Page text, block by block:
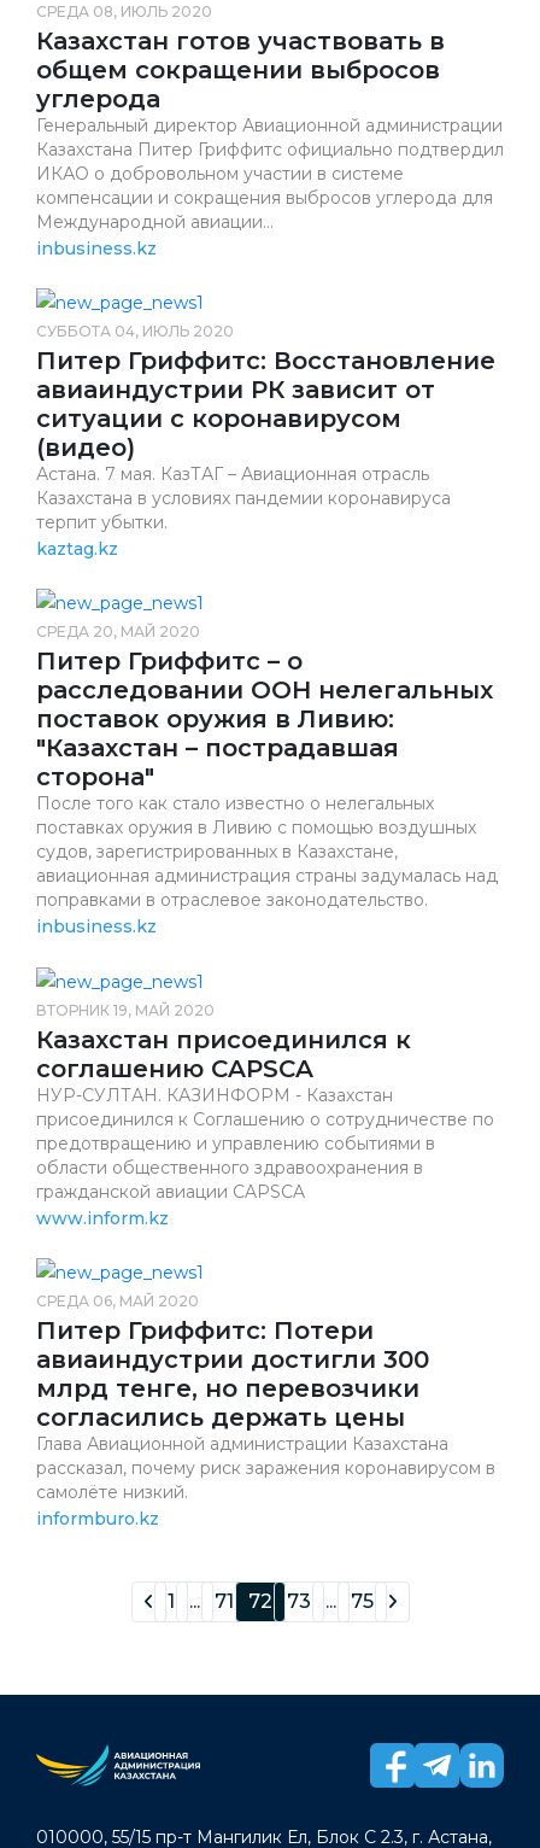
СРЕДА 08, ИЮЛЬ 2020
Казахстан готов участвовать в
общем сокращении выбросов
углерода
Генеральный директор Авиационной администрации
Казахстана Питер Гриффитс официально подтвердил
ИКАО о добровольном участии в системе
компенсации и сокращения выбросов углерода для
Международной авиации...
inbusiness.kz
СУББОТА 04, ИЮЛЬ 2020
Питер Гриффитс: Восстановление
авиаиндустрии РК зависит от
ситуации с коронавирусом
(видео)
Астана. 7 мая. КазТАГ – Авиационная отрасль
Казахстана в условиях пандемии коронавируса
терпит убытки.
kaztag.kz
СРЕДА 20, МАЙ 2020
Питер Гриффитс – о
расследовании ООН нелегальных
поставок оружия в Ливию:
"Казахстан – пострадавшая
сторона"
После того как стало известно о нелегальных
поставках оружия в Ливию с помощью воздушных
судов, зарегистрированных в Казахстане,
авиационная администрация страны задумалась над
поправками в отраслевое законодательство.
inbusiness.kz
ВТОРНИК 19, МАЙ 2020
Казахстан присоединился к
соглашению CAPSCA
НУР-СУЛТАН. КАЗИНФОРМ - Казахстан
присоединился к Соглашению о сотрудничестве по
предотвращению и управлению событиями в
области общественного здравоохранения в
гражданской авиации CAPSCA
www.inform.kz
СРЕДА 06, МАЙ 2020
Питер Гриффитс: Потери
авиаиндустрии достигли 300
млрд тенге, но перевозчики
согласились держать цены
Глава Авиационной администрации Казахстана
рассказал, почему риск заражения коронавирусом в
самолёте низкий.
informburo.kz
1 ... 71 72 73 ... 75
010000, 55/15 пр-т Мангилик Ел, Блок С 2.3, г. Астана,